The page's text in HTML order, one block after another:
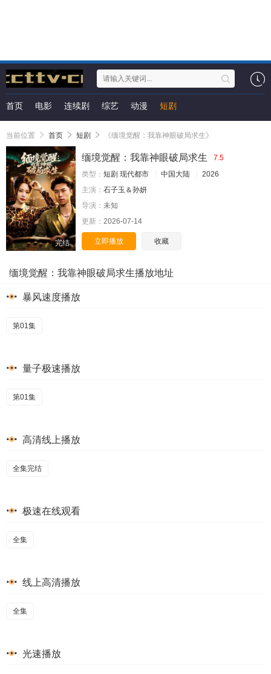
首页 电影 连续剧 综艺 动漫 短剧
当前位置 首页 短剧 《缅境觉醒：我靠神眼破局求生》
完结
缅境觉醒：我靠神眼破局求生
7.5
类型： 短剧 现代都市 中国大陆
2026
主演： 石子玉＆孙妍
导演： 未知
更新： 2026-07-14
立即播放 收藏
缅境觉醒：我靠神眼破局求生播放地址
暴风速度播放
第01集
量子极速播放
第01集
高清线上播放
全集完结
极速在线观看
全集
线上高清播放
全集
光速播放